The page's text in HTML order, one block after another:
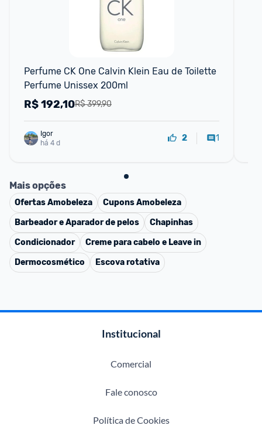
Perfume CK One Calvin Klein Eau de Toilette
Perfume Unissex 200ml
R$ 399,90
R$192,10
Igor
há 4 d
2 1
Mais opções
OfertasAmobeleza CuponsAmobeleza
Barbeador e Aparador de pelos
Chapinhas
Condicionador
Creme para cabelo e Leave in
Dermocosmético
Escova rotativa
Institucional
Comercial
Fale conosco
Política de Cookies